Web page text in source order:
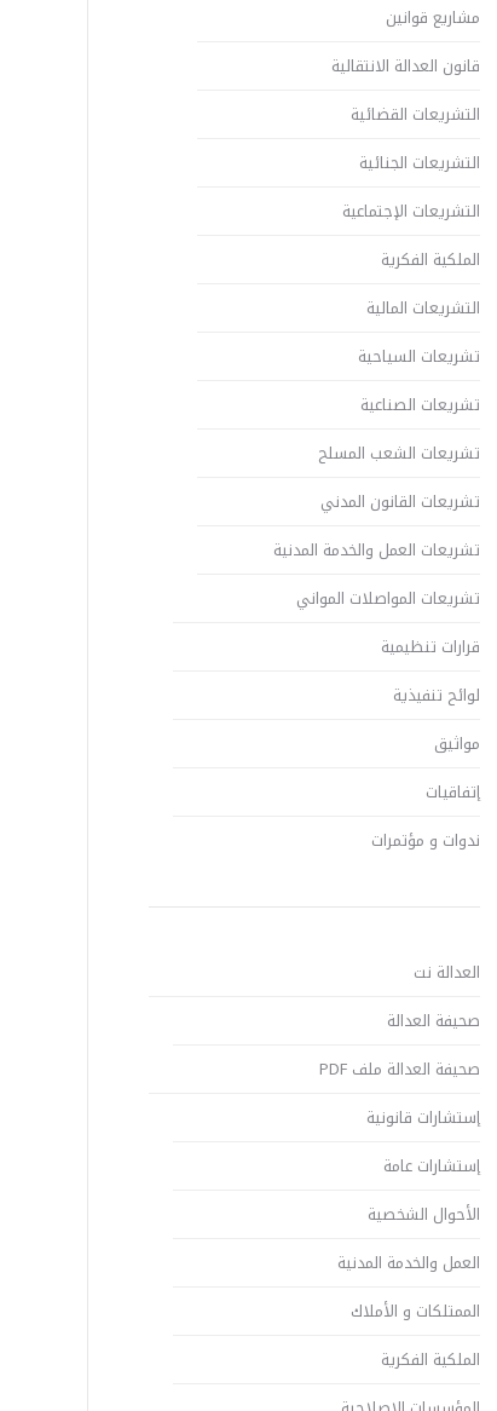
مشاريع قوانين
قانون العدالة الانتقالية
التشريعات القضائية
التشريعات الجنائية
التشريعات الإجتماعية
الملكية الفكرية
التشريعات المالية
تشريعات السياحية
تشريعات الصناعية
تشريعات الشعب المسلح
تشريعات القانون المدني
تشريعات العمل والخدمة المدنية
تشريعات المواصلات المواني
قرارات تنظيمية
لوائح تنفيذية
مواثيق
إتفاقيات
ندوات و مؤتمرات
العدالة نت
صحيفة العدالة
صحيفة العدالة ملف PDF
إستشارات قانونية
إستشارات عامة
الأحوال الشخصية
العمل والخدمة المدنية
الممتلكات و الأملاك
الملكية الفكرية